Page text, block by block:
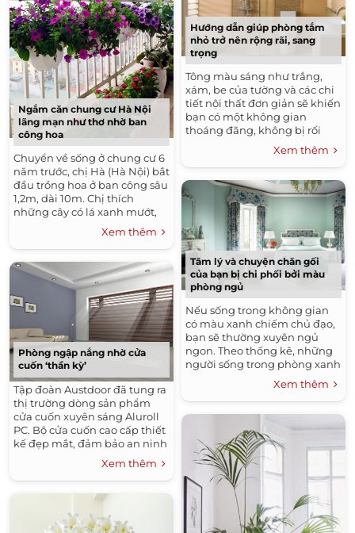
Ngắm căn chung cư Hà Nội
lãng mạn như thơ nhờ ban
công hoa
Chuyển về sống ở chung cư 6
năm trước, chị Hà (Hà Nội) bắt
đầu trồng hoa ở ban công sâu
1,2m, dài 10m. Chị thích
những cây có lá xanh mướt,
nhiều hoa nhỏ nở thành từng
chùm rủ xuống tạo nên một
ban công đẹp lãng mạn, nhẹ
nhàng như tính cách của
người chăm hoa. (Xem cả
vườn).
Xem thêm
Phòng ngập nắng nhờ cửa
cuốn ‘thần kỳ’
Tập đoàn Austdoor đã tung ra
thị trường dòng sản phẩm
cửa cuốn xuyên sáng Aluroll
PC. Bộ cửa cuốn cao cấp thiết
kế đẹp mắt, đảm bảo an ninh
và cung cấp nhiều tiện ích
cho không gian tầng một của
gia chủ.
Xem thêm
Hướng dẫn giúp phòng tắm
nhỏ trở nên rộng rãi, sang
trọng
Tông màu sáng như trắng,
xám, be của tường và các chi
tiết nội thất đơn giản sẽ khiến
bạn có một không gian
thoáng đãng, không bị rối
mắt và gây cảm giác tù túng,
Xem thêm
Tâm lý và chuyện chăn gối
của bạn bị chi phối bởi màu
phòng ngủ
Nếu sống trong không gian
có màu xanh chiếm chủ đạo,
bạn sẽ thường xuyên ngủ
ngon. Theo thống kê, những
người sống trong phòng xanh
có giấc ngủ kéo dài 7 giờ 52
Xem thêm